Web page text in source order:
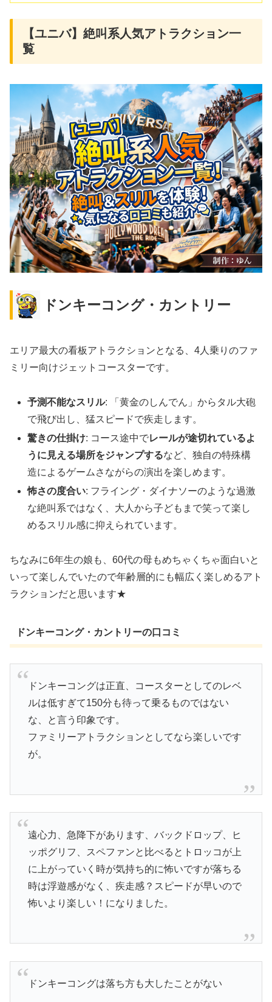
【ユニバ】絶叫系人気アトラクション一
覧
ドンキーコング・カントリー
エリア最大の看板アトラクションとなる、4人乗りのファ
ミリー向けジェットコースターです。
予測不能なスリル: 「黄金のしんでん」からタル大砲
で飛び出し、猛スピードで疾走します。
驚きの仕掛け: コース途中でレールが途切れているよ
うに見える場所をジャンプするなど、独自の特殊構
造によるゲームさながらの演出を楽しめます。
怖さの度合い: フライング・ダイナソーのような過激
な絶叫系ではなく、大人から子どもまで笑って楽し
めるスリル感に抑えられています。
ちなみに6年生の娘も、60代の母もめちゃくちゃ面白いと
いって楽しんでいたので年齢層的にも幅広く楽しめるアト
ラクションだと思います★
ドンキーコング・カントリーの口コミ
ドンキーコングは正直、コースターとしてのレベ
ルは低すぎて150分も待って乗るものではない
な、と言う印象です。
ファミリーアトラクションとしてなら楽しいです
が。
遠心力、急降下があります、バックドロップ、ヒ
ッポグリフ、スペファンと比べるとトロッコが上
に上がっていく時が気持ち的に怖いですが落ちる
時は浮遊感がなく、疾走感？スピードが早いので
怖いより楽しい！になりました。
ドンキーコングは落ち方も大したことがない